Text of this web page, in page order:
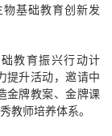
基础教育创新发
教育振兴行动计
提升活动，邀请中
金牌教案、金牌课
教师培养体系。